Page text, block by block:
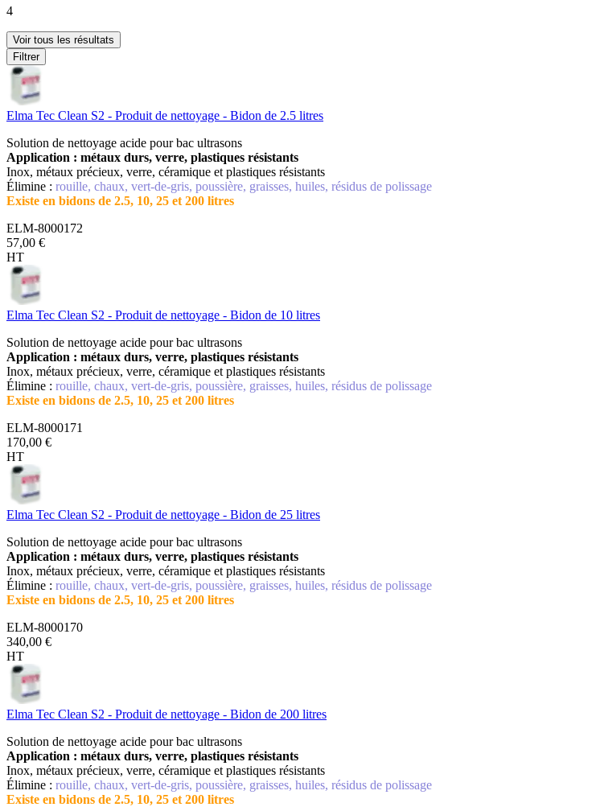
4
Voir tous les résultats
Filtrer
Elma Tec Clean S2 - Produit de nettoyage - Bidon de 2.5 litres
Solution de nettoyage acide pour bac ultrasons
Application : métaux durs, verre, plastiques résistants
Inox, métaux précieux, verre, céramique et plastiques résistants
Élimine : rouille, chaux, vert-de-gris, poussière, graisses, huiles, résidus de polissage
Existe en bidons de 2.5, 10, 25 et 200 litres
ELM-8000172
57,00 €
HT
Elma Tec Clean S2 - Produit de nettoyage - Bidon de 10 litres
Solution de nettoyage acide pour bac ultrasons
Application : métaux durs, verre, plastiques résistants
Inox, métaux précieux, verre, céramique et plastiques résistants
Élimine : rouille, chaux, vert-de-gris, poussière, graisses, huiles, résidus de polissage
Existe en bidons de 2.5, 10, 25 et 200 litres
ELM-8000171
170,00 €
HT
Elma Tec Clean S2 - Produit de nettoyage - Bidon de 25 litres
Solution de nettoyage acide pour bac ultrasons
Application : métaux durs, verre, plastiques résistants
Inox, métaux précieux, verre, céramique et plastiques résistants
Élimine : rouille, chaux, vert-de-gris, poussière, graisses, huiles, résidus de polissage
Existe en bidons de 2.5, 10, 25 et 200 litres
ELM-8000170
340,00 €
HT
Elma Tec Clean S2 - Produit de nettoyage - Bidon de 200 litres
Solution de nettoyage acide pour bac ultrasons
Application : métaux durs, verre, plastiques résistants
Inox, métaux précieux, verre, céramique et plastiques résistants
Élimine : rouille, chaux, vert-de-gris, poussière, graisses, huiles, résidus de polissage
Existe en bidons de 2.5, 10, 25 et 200 litres